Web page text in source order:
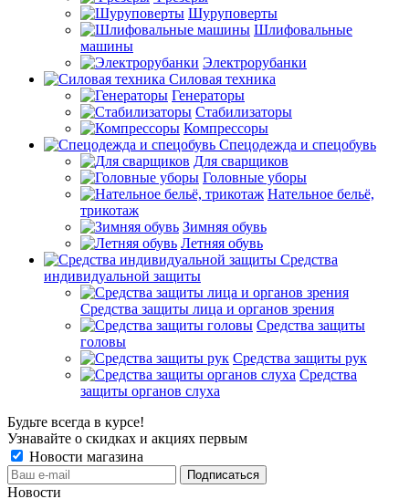
Шуруповерты
Шлифовальные
машины
Электрорубанки
Силовая техника
Генераторы
Стабилизаторы
Компрессоры
Спецодежда и спецобувь
Для сварщиков
Головные уборы
Нательное бельё,
трикотаж
Зимняя обувь
Летняя обувь
Средства
индивидуальной защиты
Средства защиты лица и органов зрения
Средства защиты
головы
Средства защиты рук
Средства
защиты органов слуха
Будьте всегда в курсе!
Узнавайте о скидках и акциях первым
Новости магазина
Новости